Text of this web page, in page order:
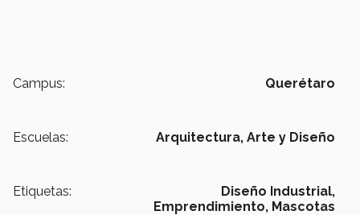
Campus: Querétaro
Escuelas: Arquitectura, Arte y Diseño
Etiquetas:
Diseño Industrial,
Emprendimiento, Mascotas